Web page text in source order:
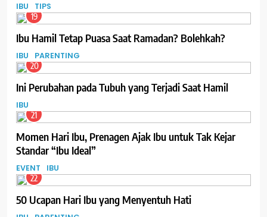
IBU TIPS
19
Ibu Hamil Tetap Puasa Saat Ramadan? Bolehkah?
IBU PARENTING
20
Ini Perubahan pada Tubuh yang Terjadi Saat Hamil
IBU
21
Momen Hari Ibu, Prenagen Ajak Ibu untuk Tak Kejar
Standar “Ibu Ideal”
EVENT IBU
22
50 Ucapan Hari Ibu yang Menyentuh Hati